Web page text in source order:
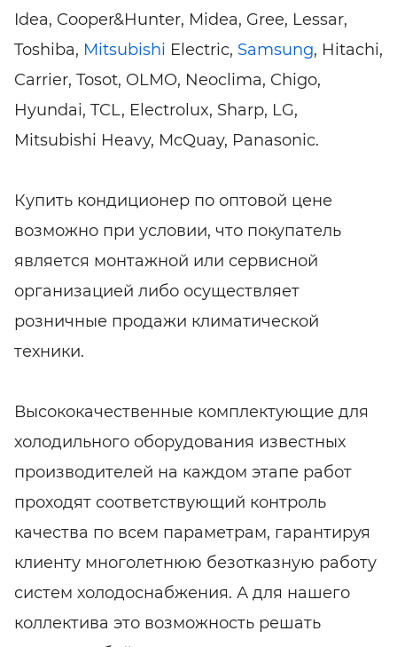
Idea, Cooper&Hunter, Midea, Gree, Lessar,
Toshiba, Mitsubishi Electric, Samsung, Hitachi,
Carrier, Tosot, OLMO, Neoclima, Chigo,
Hyundai, TCL, Electrolux, Sharp, LG,
Mitsubishi Heavy, McQuay, Panasonic.
Купить кондиционер по оптовой цене
возможно при условии, что покупатель
является монтажной или сервисной
организацией либо осуществляет
розничные продажи климатической
техники.
Высококачественные комплектующие для
холодильного оборудования известных
производителей на каждом этапе работ
проходят соответствующий контроль
качества по всем параметрам, гарантируя
клиенту многолетнюю безотказную работу
систем холодоснабжения. А для нашего
коллектива это возможность решать